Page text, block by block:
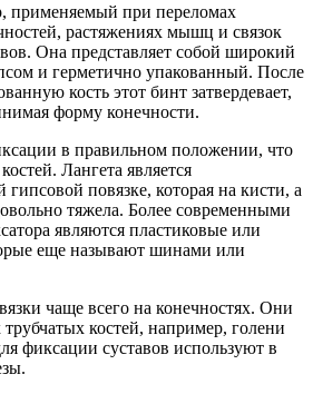
применяемый при переломах
растяжениях мышц и связок
Она представляет собой широкий
и герметично упакованный. После
кость этот бинт затвердевает,
форму конечности.
в правильном положении, что
Лангета является
повязке, которая на кисти, а
тяжела. Более современными
являются пластиковые или
еще называют шинами или
чаще всего на конечностях. Они
костей, например, голени
фиксации суставов используют в